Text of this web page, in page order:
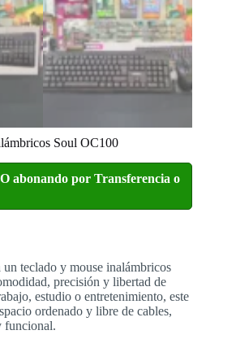
Soul OC100
abonando por Transferencia o
un teclado y mouse inalámbricos
precisión y libertad de
estudio o entretenimiento, este
ordenado y libre de cables,
funcional.